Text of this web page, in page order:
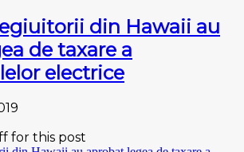
din Hawaii au
de taxare a
electrice
for this post